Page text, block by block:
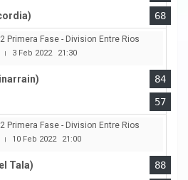
68
Primera Fase - Division Entre Rios
| 3 Feb 2022 21:30
84
57
Primera Fase - Division Entre Rios
| 10 Feb 2022 21:00
Tala) 88